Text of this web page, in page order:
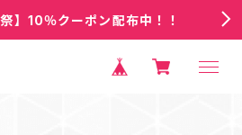
祭】10％クーポン配布中！！